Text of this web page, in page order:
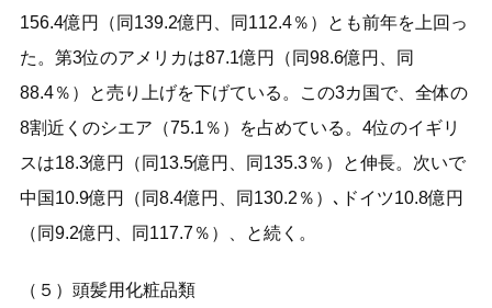
156.4億円（同139.2億円、同112.4％）とも前年を上回っ
た。第3位のアメリカは87.1億円（同98.6億円、同
88.4％）と売り上げを下げている。この3カ国で、全体の
8割近くのシエア（75.1％）を占めている。4位のイギリ
スは18.3億円（同13.5億円、同135.3％）と伸長。次いで
中国10.9億円（同8.4億円、同130.2％）､ドイツ10.8億円
（同9.2億円、同117.7％）、と続く。
（５）頭髪用化粧品類